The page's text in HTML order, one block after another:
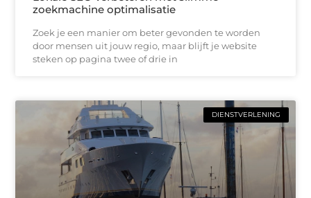
zoekmachine optimalisatie
Zoek je een manier om beter gevonden te worden
door mensen uit jouw regio, maar blijft je website
steken op pagina twee of drie in
DIENSTVERLENING